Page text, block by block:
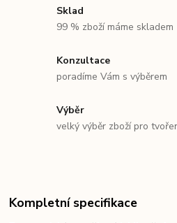
Sklad
99 % zboží máme skladem
Konzultace
poradíme Vám s výběrem
Výběr
velký výběr zboží pro
Kompletní specifikace